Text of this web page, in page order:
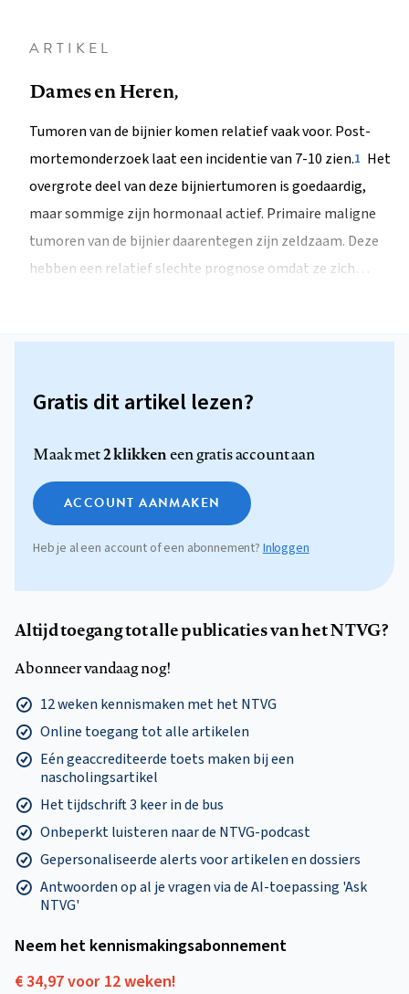
ARTIKEL
Dames en Heren,
Tumoren van de bijnier komen relatief vaak voor. Post-
mortemonderzoek laat een incidentie van 7-10 zien.1 Het
overgrote deel van deze bijniertumoren is goedaardig,
maar sommige zijn hormonaal actief. Primaire maligne
tumoren van de bijnier daarentegen zijn zeldzaam. Deze
hebben een relatief slechte prognose omdat ze zich…
Gratis dit artikel lezen?
Maak met2 klikkeneen gratis account aan
ACCOUNT AANMAKEN
Heb je al een account of een abonnement? Inloggen
Altijd toegang tot alle publicaties van het NTVG?
Abonneer vandaag nog!
12 weken kennismaken met het NTVG
Online toegang tot alle artikelen
Eén geaccrediteerde toets maken bij een
nascholingsartikel
Het tijdschrift 3 keer in de bus
Onbeperkt luisteren naar de NTVG-podcast
Gepersonaliseerde alerts voor artikelen en dossiers
Antwoorden op al je vragen via de AI-toepassing 'Ask
NTVG'
Neem het kennismakings­abonnement
€ 34,97 voor 12 weken!